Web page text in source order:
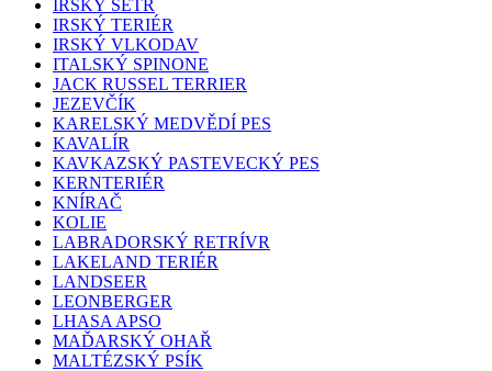
IRSKÝ SETR
IRSKÝ TERIÉR
IRSKÝ VLKODAV
ITALSKÝ SPINONE
JACK RUSSEL TERRIER
JEZEVČÍK
KARELSKÝ MEDVĚDÍ PES
KAVALÍR
KAVKAZSKÝ PASTEVECKÝ PES
KERNTERIÉR
KNÍRAČ
KOLIE
LABRADORSKÝ RETRÍVR
LAKELAND TERIÉR
LANDSEER
LEONBERGER
LHASA APSO
MAĎARSKÝ OHAŘ
MALTÉZSKÝ PSÍK